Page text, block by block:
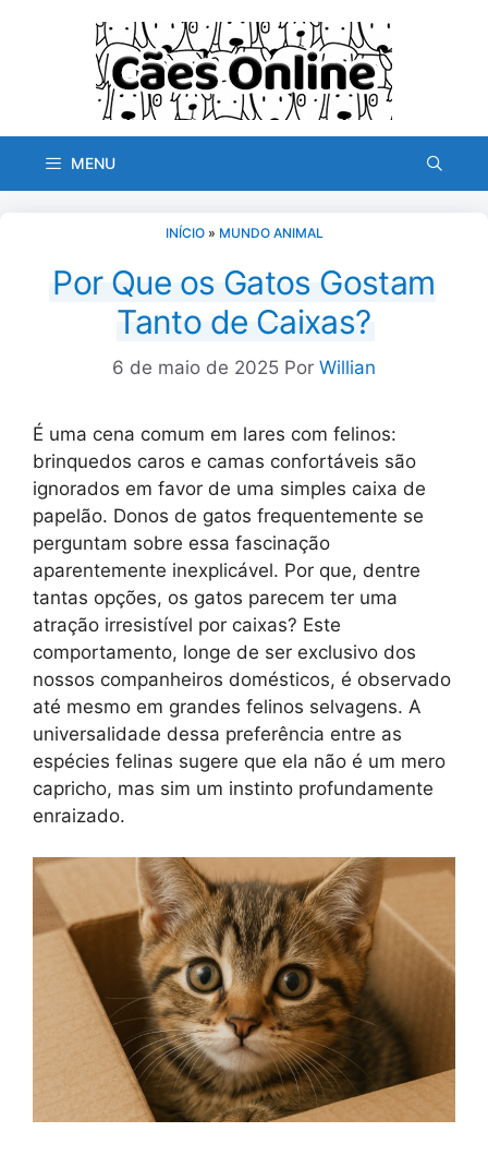
MENU
INÍCIO» MUNDO ANIMAL
Por Que os Gatos Gostam
Tanto de Caixas?
6 de maio de 2025 Por Willian
É uma cena comum em lares com felinos:
brinquedos caros e camas confortáveis são
ignorados em favor de uma simples caixa de
papelão. Donos de gatos frequentemente se
perguntam sobre essa fascinação
aparentemente inexplicável. Por que, dentre
tantas opções, os gatos parecem ter uma
atração irresistível por caixas? Este
comportamento, longe de ser exclusivo dos
nossos companheiros domésticos, é observado
até mesmo em grandes felinos selvagens. A
universalidade dessa preferência entre as
espécies felinas sugere que ela não é um mero
capricho, mas sim um instinto profundamente
enraizado.